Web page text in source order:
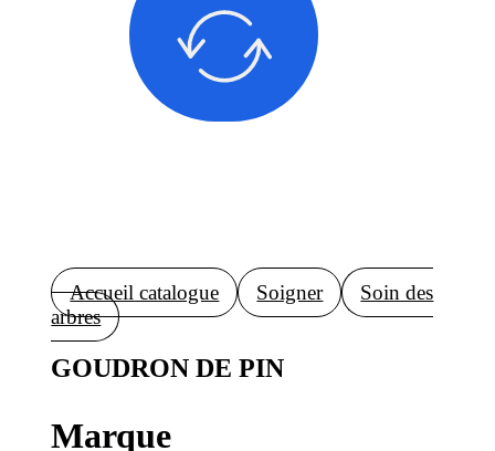
Accueil catalogue Soigner
Soin des
arbres
GOUDRON DE PIN
Marque